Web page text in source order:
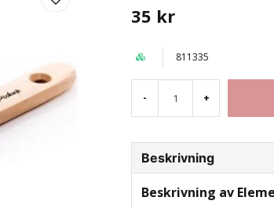
35 kr
811335
- +
Beskrivning
Beskrivning av